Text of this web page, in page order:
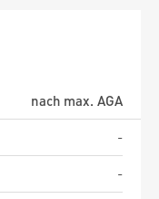
nach max. AGA
-
-